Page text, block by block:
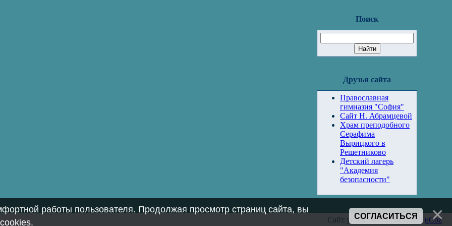
Поиск
Друзья сайта
Православная
гимназия "София"
Сайт Н. Абрамцевой
Храм преподобного
Серафима
Вырицкого в
Решетниково
Детский лагерь
"Академия
безопасности"
Сайт управляется системой uCoz
работы пользователя. Продолжая просмотр страниц сайта, вы
.
СОГЛАСИТЬСЯ